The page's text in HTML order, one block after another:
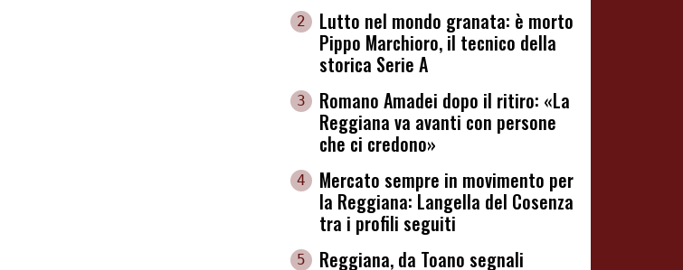
2
Lutto nel mondo granata: è morto
Pippo Marchioro, il tecnico della
storica Serie A
3
Romano Amadei dopo il ritiro: «La
Reggiana va avanti con persone
che ci credono»
4
Mercato sempre in movimento per
la Reggiana: Langella del Cosenza
tra i profili seguiti
5
Reggiana, da Toano segnali